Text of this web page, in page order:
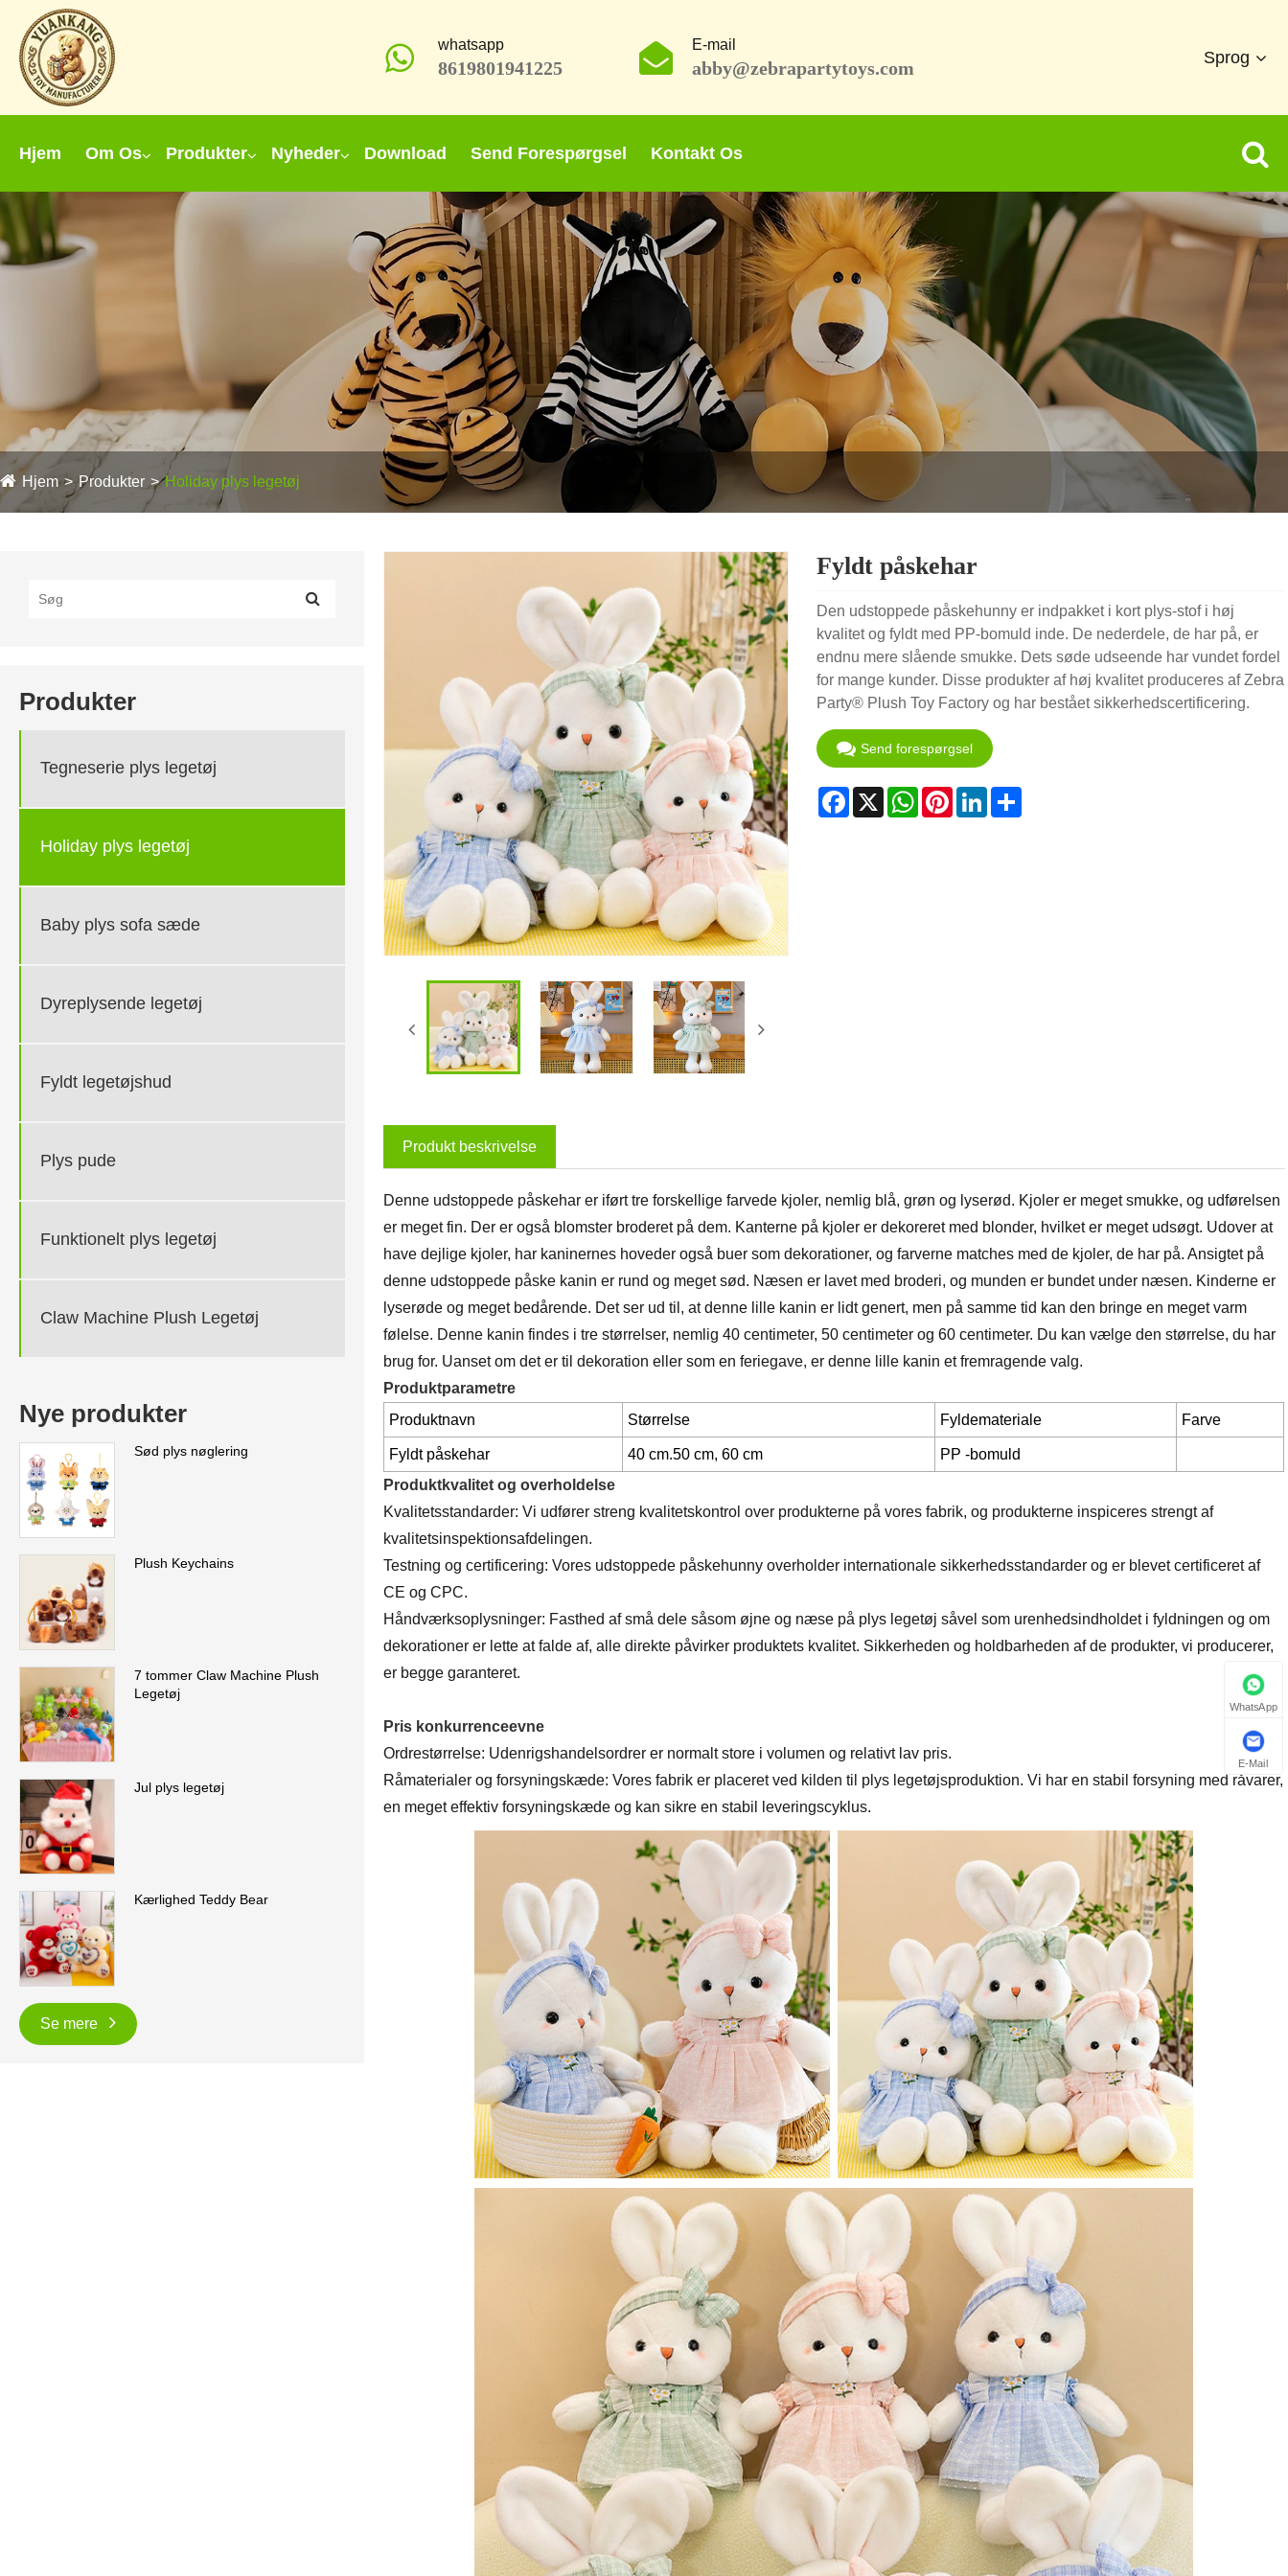
whatsapp
8619801941225
E-mail
abby@zebrapartytoys.com
Sprog
Hjem Om Os Produkter Nyheder Download Send Forespørgsel Kontakt Os
Hjem Produkter Holiday plys legetøj
Produkter
Tegneserie plys legetøj
Holiday plys legetøj
Baby plys sofa sæde
Dyreplysende legetøj
Fyldt legetøjshud
Plys pude
Funktionelt plys legetøj
Claw Machine Plush Legetøj
Nye produkter
Sød plys nøglering
Plush Keychains
7 tommer Claw Machine Plush
Legetøj
Jul plys legetøj
Kærlighed Teddy Bear
Se mere
Fyldt påskehar
Den udstoppede påskehunny er indpakket i kort plys-stof i høj
kvalitet og fyldt med PP-bomuld inde. De nederdele, de har på, er
endnu mere slående smukke. Dets søde udseende har vundet fordel
for mange kunder. Disse produkter af høj kvalitet produceres af Zebra
Party® Plush Toy Factory og har bestået sikkerhedscertificering.
Send forespørgsel
Facebook
X WhatsApp
PinterestLinkedInShare
Produkt beskrivelse
Denne udstoppede påskehar er iført tre forskellige farvede kjoler, nemlig blå, grøn og lyserød. Kjoler er meget smukke, og udførelsen
er meget fin. Der er også blomster broderet på dem. Kanterne på kjoler er dekoreret med blonder, hvilket er meget udsøgt. Udover at
have dejlige kjoler, har kaninernes hoveder også buer som dekorationer, og farverne matches med de kjoler, de har på. Ansigtet på
denne udstoppede påske kanin er rund og meget sød. Næsen er lavet med broderi, og munden er bundet under næsen. Kinderne er
lyserøde og meget bedårende. Det ser ud til, at denne lille kanin er lidt genert, men på samme tid kan den bringe en meget varm
følelse. Denne kanin findes i tre størrelser, nemlig 40 centimeter, 50 centimeter og 60 centimeter. Du kan vælge den størrelse, du har
brug for. Uanset om det er til dekoration eller som en feriegave, er denne lille kanin et fremragende valg.
Produktparametre
Produktnavn
Størrelse Fyldemateriale Farve
Fyldt påskehar 40 cm.50 cm, 60 cm
PP -bomuld
Produktkvalitet og overholdelse
Kvalitetsstandarder: Vi udfører streng kvalitetskontrol over produkterne på vores fabrik, og produkterne inspiceres strengt af
kvalitetsinspektionsafdelingen.
Testning og certificering: Vores udstoppede påskehunny overholder internationale sikkerhedsstandarder og er blevet certificeret af
CE og CPC.
Håndværksoplysninger: Fasthed af små dele såsom øjne og næse på plys legetøj såvel som urenhedsindholdet i fyldningen og om
dekorationer er lette at falde af, alle direkte påvirker produktets kvalitet. Sikkerheden og holdbarheden af ​​de produkter, vi producerer,
er begge garanteret.
Pris konkurrenceevne
Ordrestørrelse: Udenrigshandelsordrer er normalt store i volumen og relativt lav pris.
Råmaterialer og forsyningskæde: Vores fabrik er placeret ved kilden til plys legetøjsproduktion. Vi har en stabil forsyning med råvarer,
en meget effektiv forsyningskæde og kan sikre en stabil leveringscyklus.
WhatsApp
E-Mail